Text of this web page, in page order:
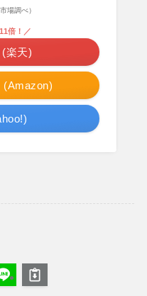
場調べ）
(Amazon)
倍！／
楽天)